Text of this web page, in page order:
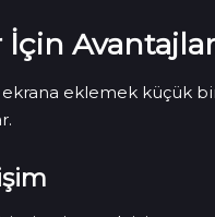
İçin
eklemek küçük